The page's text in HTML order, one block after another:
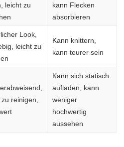
leicht zu
kann Flecken
absorbieren
Look,
leicht zu
Kann knittern,
kann teurer sein
reinigen,
Kann sich statisch
aufladen, kann
weniger
hochwertig
aussehen